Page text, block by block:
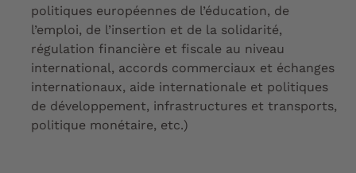
politiques européennes de l’éducation, de
l’emploi, de l’insertion et de la solidarité,
régulation financière et fiscale au niveau
international, accords commerciaux et échanges
internationaux, aide internationale et politiques
de développement, infrastructures et transports,
politique monétaire, etc.)